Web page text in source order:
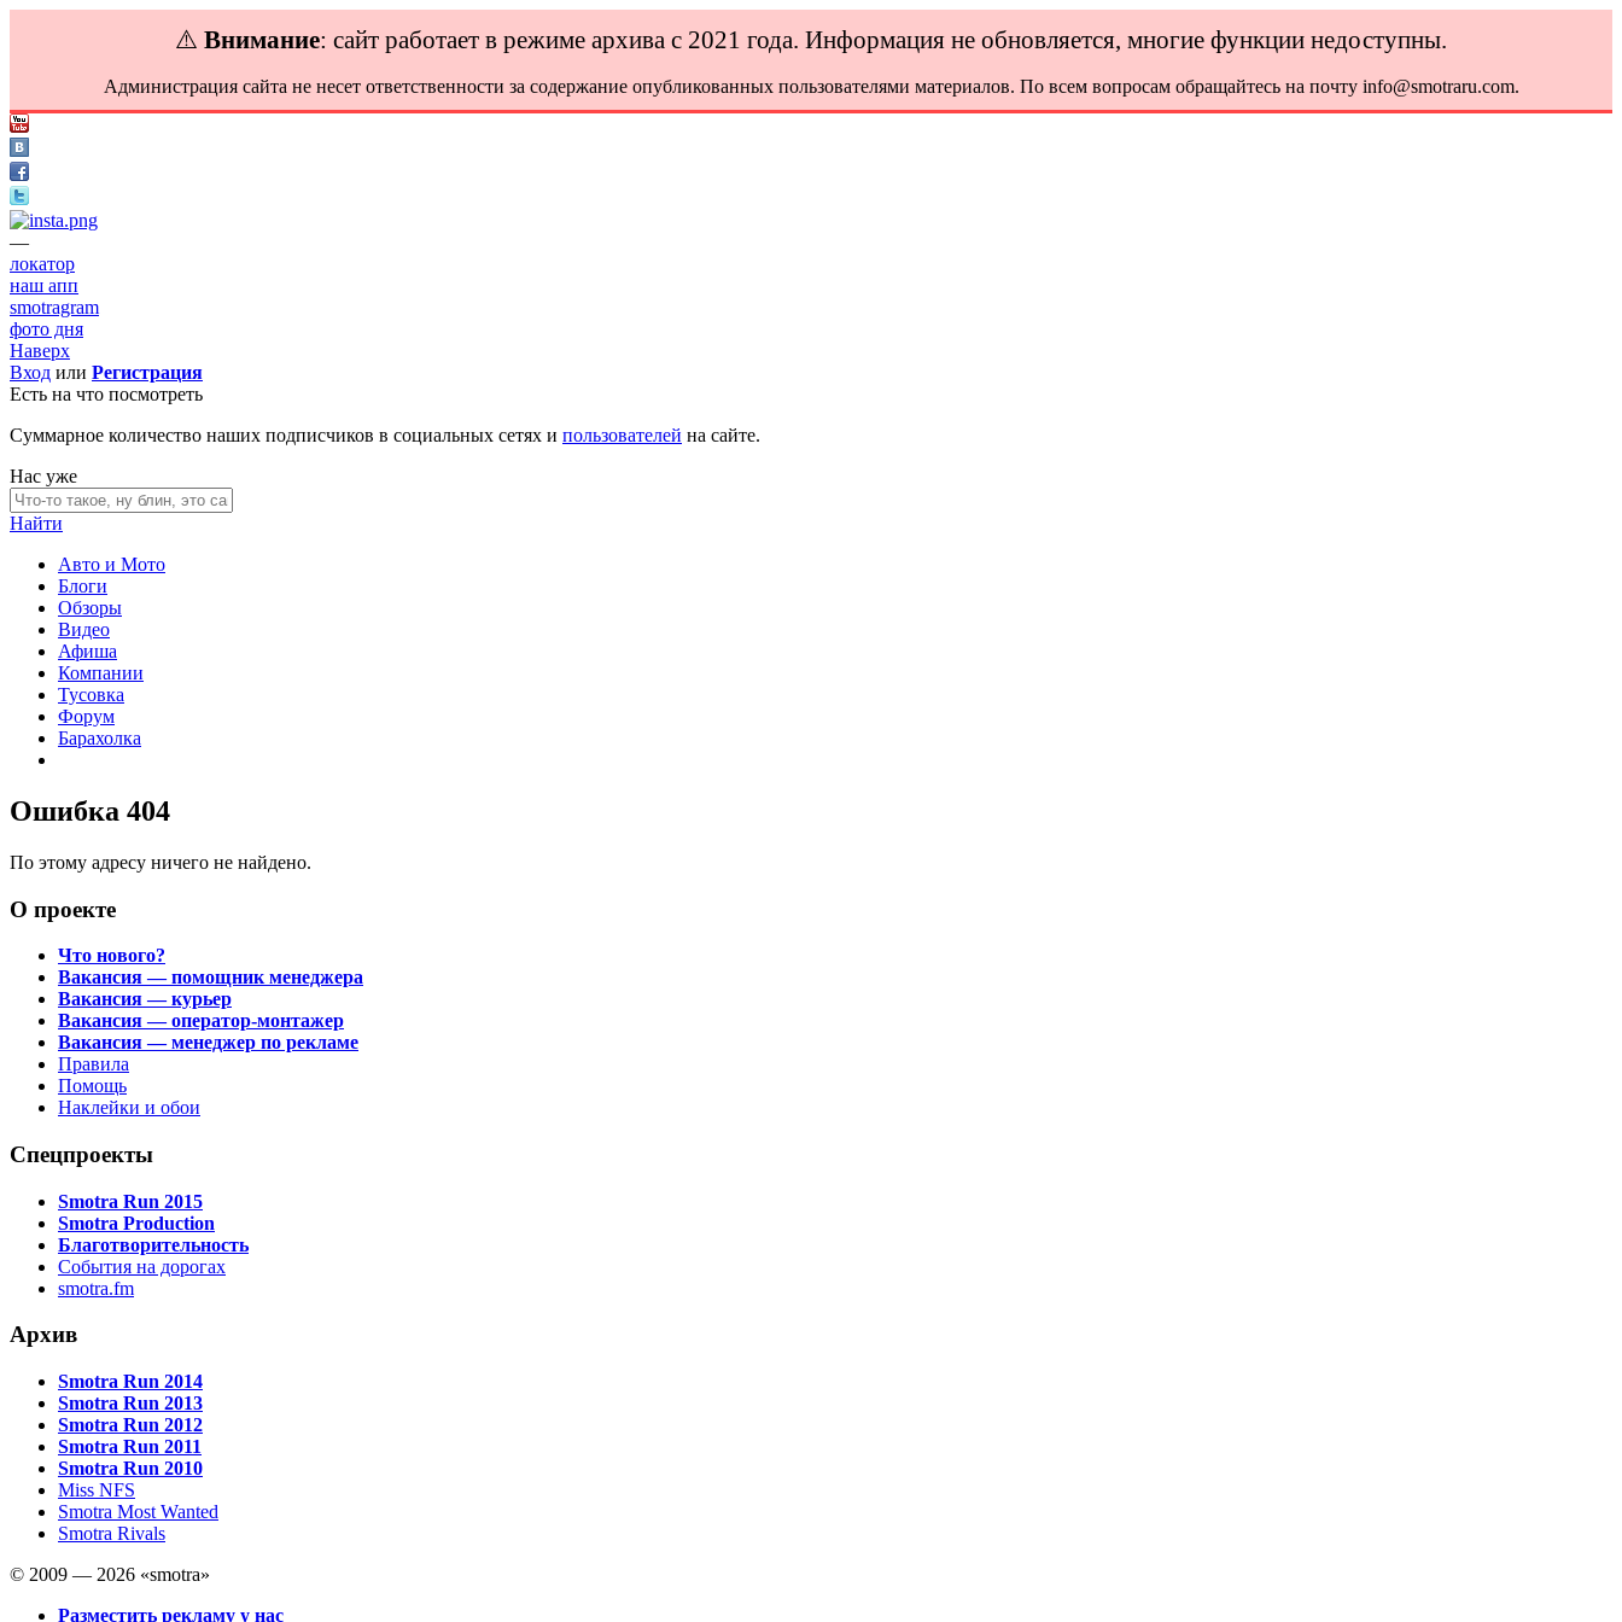
⚠️ Внимание: сайт работает в режиме архива с 2021 года. Информация не обновляется, многие функции недоступны.
Администрация сайта не несет ответственности за содержание опубликованных пользователями материалов. По всем вопросам обращайтесь на почту info@smotraru.com.
—
локатор
наш апп
smotragram
фото дня
Наверх
Вход или Регистрация
Есть на что посмотреть
Суммарное количество наших подписчиков в социальных сетях и пользователей на сайте.
Нас уже
Найти
Авто и Мото
Блоги
Обзоры
Видео
Афиша
Компании
Тусовка
Форум
Барахолка
Ошибка 404
По этому адресу ничего не найдено.
О проекте
Что нового?
Вакансия — помощник менеджера
Вакансия — курьер
Вакансия — оператор-монтажер
Вакансия — менеджер по рекламе
Правила
Помощь
Наклейки и обои
Спецпроекты
Smotra Run 2015
Smotra Production
Благотворительность
События на дорогах
smotra.fm
Архив
Smotra Run 2014
Smotra Run 2013
Smotra Run 2012
Smotra Run 2011
Smotra Run 2010
Miss NFS
Smotra Most Wanted
Smotra Rivals
© 2009 — 2026 «smotra»
Разместить рекламу у нас